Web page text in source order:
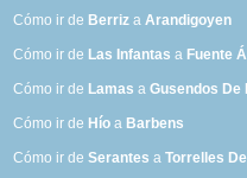
Cómo ir de Berriz aArandigoyen
Cómo ir de Las Infantas a Fuente
Cómo ir de Lamas aGusendos De
Cómo ir de Hío a Barbens
Cómo ir deSerantes aTorrelles